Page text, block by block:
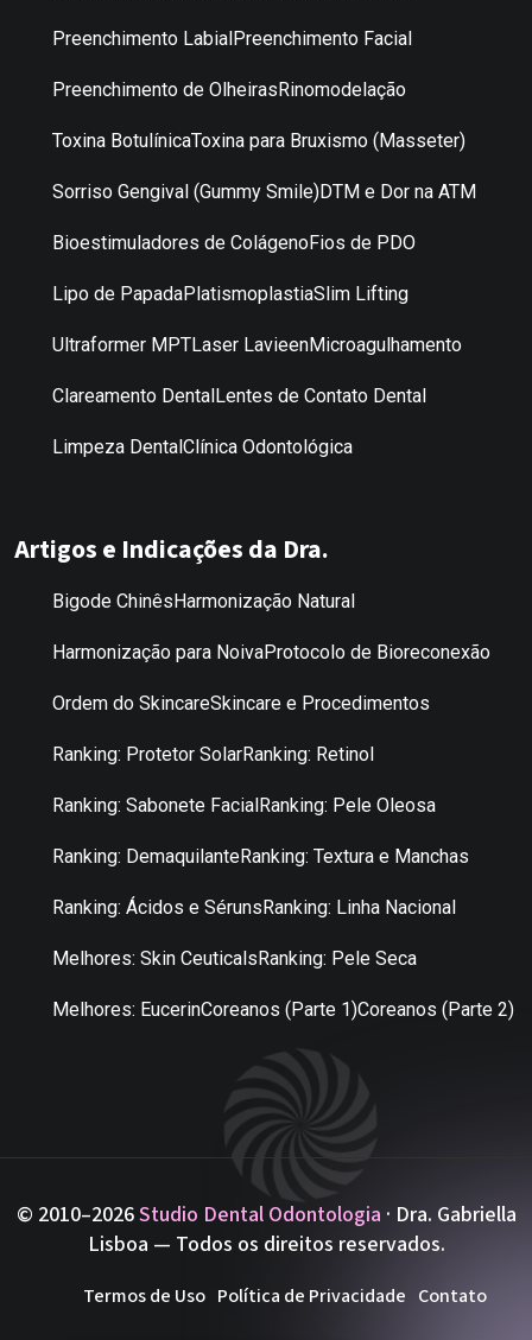
Preenchimento LabialPreenchimento Facial
Preenchimento de OlheirasRinomodelação
Toxina BotulínicaToxina para Bruxismo (Masseter)
Sorriso Gengival (Gummy Smile)DTM e Dor na ATM
Bioestimuladores de ColágenoFios de PDO
Lipo de PapadaPlatismoplastiaSlim Lifting
Ultraformer MPTLaser LavieenMicroagulhamento
Clareamento DentalLentes de Contato Dental
Limpeza DentalClínica Odontológica
Artigos e Indicações da Dra.
Bigode ChinêsHarmonização Natural
Harmonização para NoivaProtocolo de Bioreconexão
Ordem do SkincareSkincare e Procedimentos
Ranking: Protetor SolarRanking: Retinol
Ranking: Sabonete FacialRanking: Pele Oleosa
Ranking: DemaquilanteRanking: Textura e Manchas
Ranking: Ácidos e SérunsRanking: Linha Nacional
Melhores: Skin CeuticalsRanking: Pele Seca
Melhores: EucerinCoreanos (Parte 1)Coreanos (Parte 2)
© 2010–2026Studio Dental Odontologia · Dra. Gabriella
Lisboa — Todos os direitos reservados.
Termos de Uso Política de Privacidade Contato